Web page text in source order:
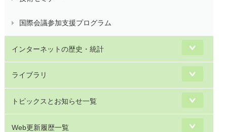
国際会議参加支援プログラム
インターネットの歴史・統計
ライブラリ
トピックスとお知らせ一覧
Web更新履歴一覧